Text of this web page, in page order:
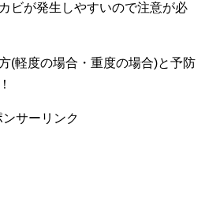
ビが発生しやすいので注意が必
(軽度の場合・重度の場合)と予防
ンサーリンク